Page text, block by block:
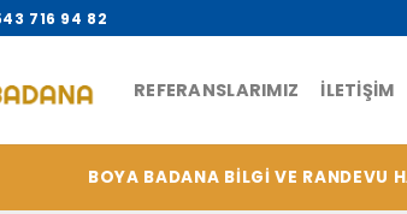
716 94 82
REFERANSLARIMIZ İLETIŞIM
BOYA BADANA BİLGİ VE RANDEVU